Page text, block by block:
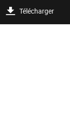
Télécharger